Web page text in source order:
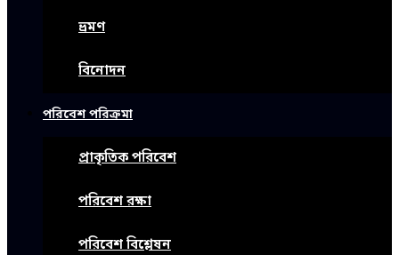
ভ্রমণ
বিনোদন
পরিবেশ পরিক্রমা
প্রাকৃতিক পরিবেশ
পরিবেশ রক্ষা
পরিবেশ বিশ্লেষন